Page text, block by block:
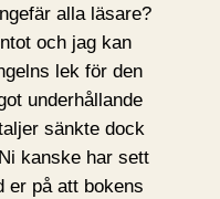
alla läsare?
och jag kan
lek för den
underhållande
sänkte dock
kanske har sett
er på att bokens